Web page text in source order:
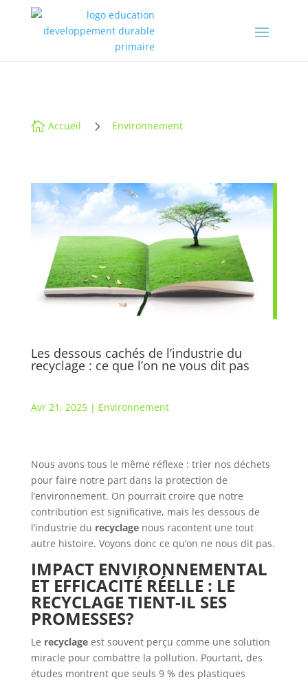
 Accueil 5 Environnement
Les dessous cachés de l’industrie du
recyclage : ce que l’on ne vous dit pas
Avr 21, 2025| Environnement
Nous avons tous le même réflexe : trier nos déchets
pour faire notre part dans la protection de
l’environnement. On pourrait croire que notre
contribution est significative, mais les dessous de
l’industrie du recyclagenous racontent une tout
autre histoire. Voyons donc ce qu’on ne nous dit pas.
IMPACT ENVIRONNEMENTAL
ET EFFICACITÉ RÉELLE : LE
RECYCLAGE TIENT-IL SES
PROMESSES?
Le recyclageest souvent perçu comme une solution
miracle pour combattre la pollution. Pourtant, des
études montrent que seuls 9 % des plastiques